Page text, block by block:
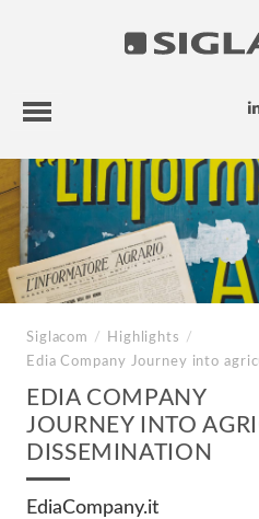
HIGHLIGHTS
PROJECTS
SIGLACOM
Siglacom / Highlights
/
Edia Company Journey into
EDIA COMPANY
JOURNEY INTO
DISSEMINATION
EdiaCompany.it